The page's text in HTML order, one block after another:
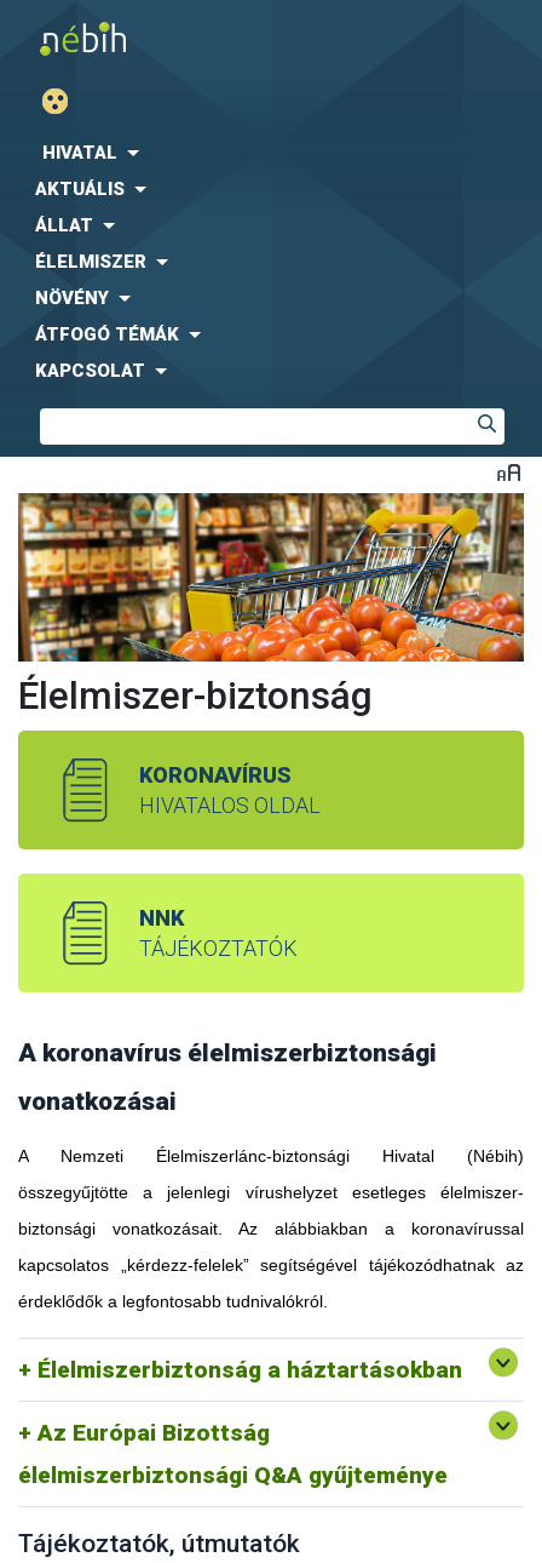
HIVATAL
AKTUÁLIS
ÁLLAT
ÉLELMISZER
NÖVÉNY
ÁTFOGÓ TÉMÁK
KAPCSOLAT
Élelmiszer-biztonság
KORONAVÍRUS
HIVATALOS OLDAL
NNK
TÁJÉKOZTATÓK
A koronavírus élelmiszerbiztonsági
vonatkozásai
A Nemzeti Élelmiszerlánc-biztonsági Hivatal (Nébih)
összegyűjtötte a jelenlegi vírushelyzet esetleges élelmiszer-
biztonsági vonatkozásait. Az alábbiakban a koronavírussal
kapcsolatos „kérdezz-felelek” segítségével tájékozódhatnak az
érdeklődők a legfontosabb tudnivalókról.
Élelmiszerbiztonság a háztartásokban
Az Európai Bizottság
élelmiszerbiztonsági Q&A gyűjteménye
Tájékoztatók, útmutatók